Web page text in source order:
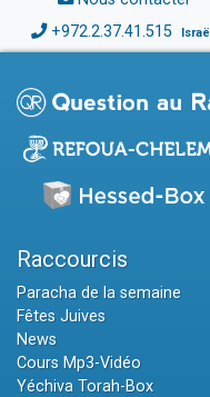
+972.2.37.41.515 Israël
Raccourcis
Paracha de la semaine
Fêtes Juives
News
Cours Mp3-Vidéo
Yéchiva Torah-Box